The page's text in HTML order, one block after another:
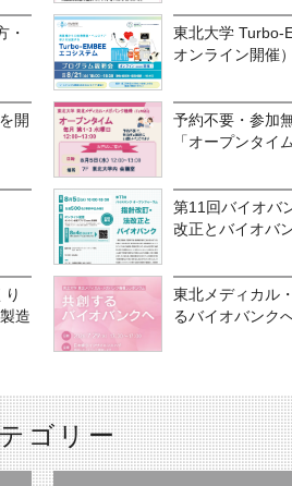
・
開
造
東北大学 Turbo-
オンライン開催）
予約不要・参加
「オープンタイ
第11回バイオバ
改正とバイオバ
東北メディカル
るバイオバンク
ゴリー